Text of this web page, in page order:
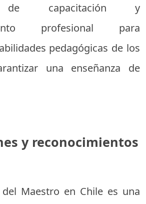
de capacitación y
profesional para
pedagógicas de los
una enseñanza de
y reconocimientos
Maestro en Chile es una